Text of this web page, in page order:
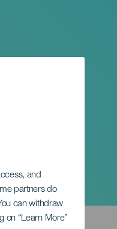
and
partners do
can withdraw
on “Learn More”